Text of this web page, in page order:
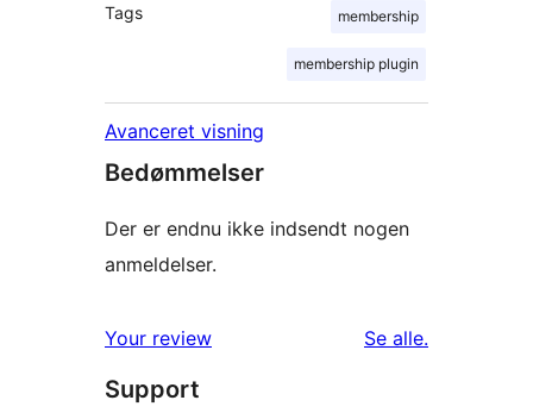
Tags membership
membership plugin
Avanceret visning
Bedømmelser
Der er endnu ikke indsendt nogen
anmeldelser.
Your review Se alleanmeldelser
.
Support